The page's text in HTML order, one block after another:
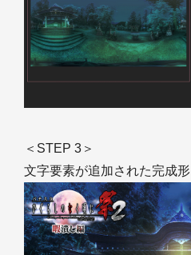
＜STEP 3＞
文字要素が追加された完成形